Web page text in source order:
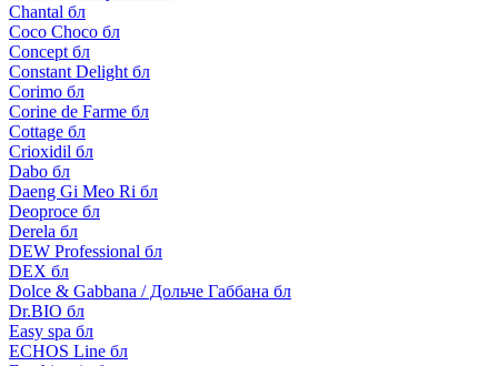
Chantal бл
Coco Choco бл
Concept бл
Constant Delight бл
Corimo бл
Corine de Farme бл
Cottage бл
Crioxidil бл
Dabo бл
Daeng Gi Meo Ri бл
Deoproce бл
Derela бл
DEW Professional бл
DEX бл
Dolce & Gabbana / Дольче Габбана бл
Dr.BIO бл
Easy spa бл
ECHOS Line бл